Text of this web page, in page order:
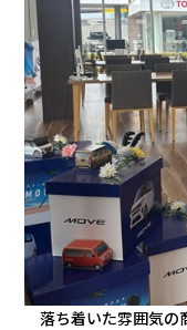
落ち着いた雰囲気